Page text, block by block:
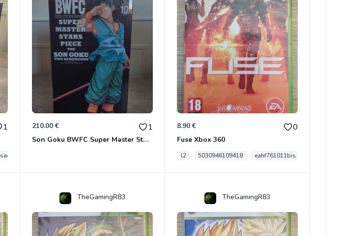
1
saga des gemeaux
210.00 € 1
Son Goku BWFC Super Master Stars
8.90 € 0
Fuse Xbox 360
l2 5030946109418 eahf761011bis
TheGamingR83 TheGamingR83